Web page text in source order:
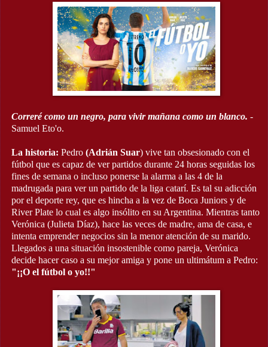
Correré como un negro, para vivir mañana como un blanco. -
Samuel Eto'o.
La historia: Pedro (Adrián Suar) vive tan obsesionado con el
fútbol que es capaz de ver partidos durante 24 horas seguidas los
fines de semana o incluso ponerse la alarma a las 4 de la
madrugada para ver un partido de la liga catarí. Es tal su adicción
por el deporte rey, que es hincha a la vez de Boca Juniors y de
River Plate lo cual es algo insólito en su Argentina. Mientras tanto
Verónica (Julieta Díaz), hace las veces de madre, ama de casa, e
intenta emprender negocios sin la menor atención de su marido.
Llegados a una situación insostenible como pareja, Verónica
decide hacer caso a su mejor amiga y pone un ultimátum a Pedro:
"¡¡O el fútbol o yo!!"